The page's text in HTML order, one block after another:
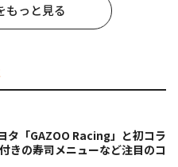
もっと見る
タ「GAZOO Racing」と初コラ
きの寿司メニューなど注目のコ